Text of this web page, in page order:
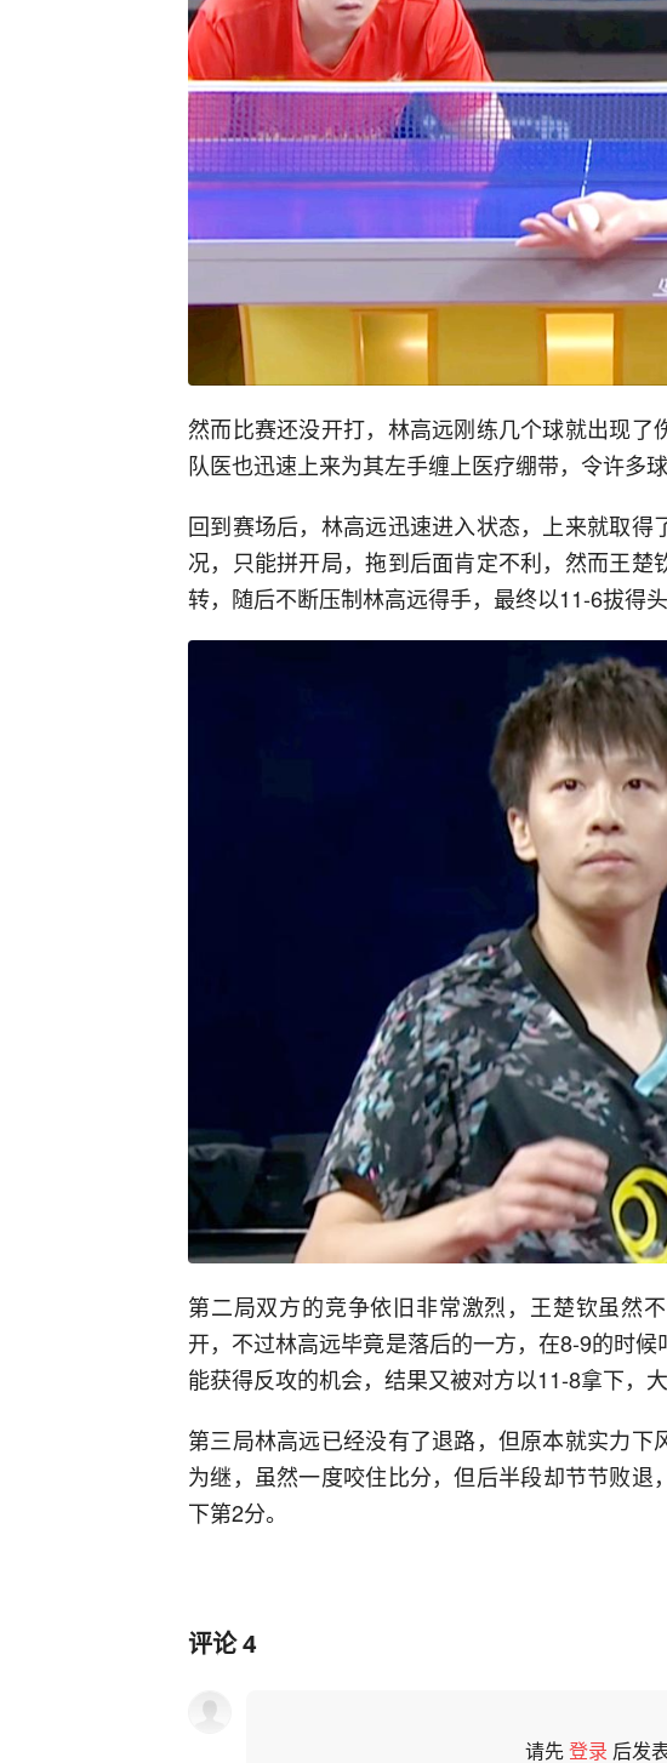
然而比赛还没开打，林高远刚练几个球就出现了
队医也迅速上来为其左手缠上医疗绷带，令许多
回到赛场后，林高远迅速进入状态，上来就取
况，只能拼开局，拖到后面肯定不利，然而王
转，随后不断压制林高远得手，最终以11-6拔得头
第二局双方的竞争依旧非常激烈，王楚钦虽然
开，不过林高远毕竟是落后的一方，在8-9的时
能获得反攻的机会，结果又被对方以11-8拿下，
第三局林高远已经没有了退路，但原本就实力
为继，虽然一度咬住比分，但后半段却节节败
下第2分。
评论4
请先登录 后发